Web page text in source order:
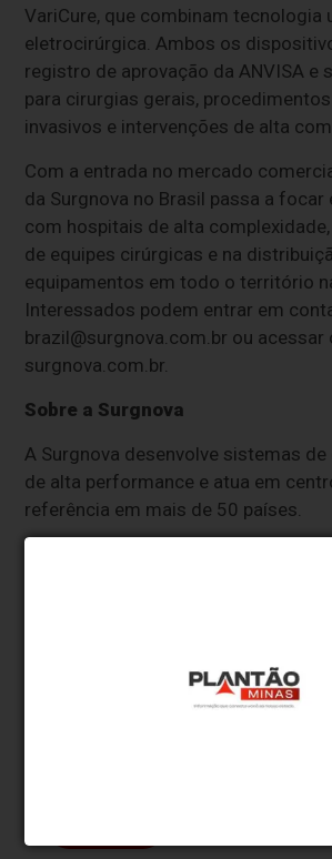
VariCure, que combinam tecnologia
eletrocirúrgica. Ambos os
registro de aprovação da ANVISA e
para cirurgias gerais,
invasivos e intervenções de alta
Com a entrada no mercado
da Surgnova no Brasil passa a focar
com hospitais de alta
de equipes cirúrgicas e na
equipamentos em todo o território
Interessados podem entrar em
brazil@surgnova.com.br ou acessar
surgnova.com.br.
Sobre a Surgnova
A Surgnova desenvolve sistemas
de alta performance e atua em
referência em mais de 50 países.